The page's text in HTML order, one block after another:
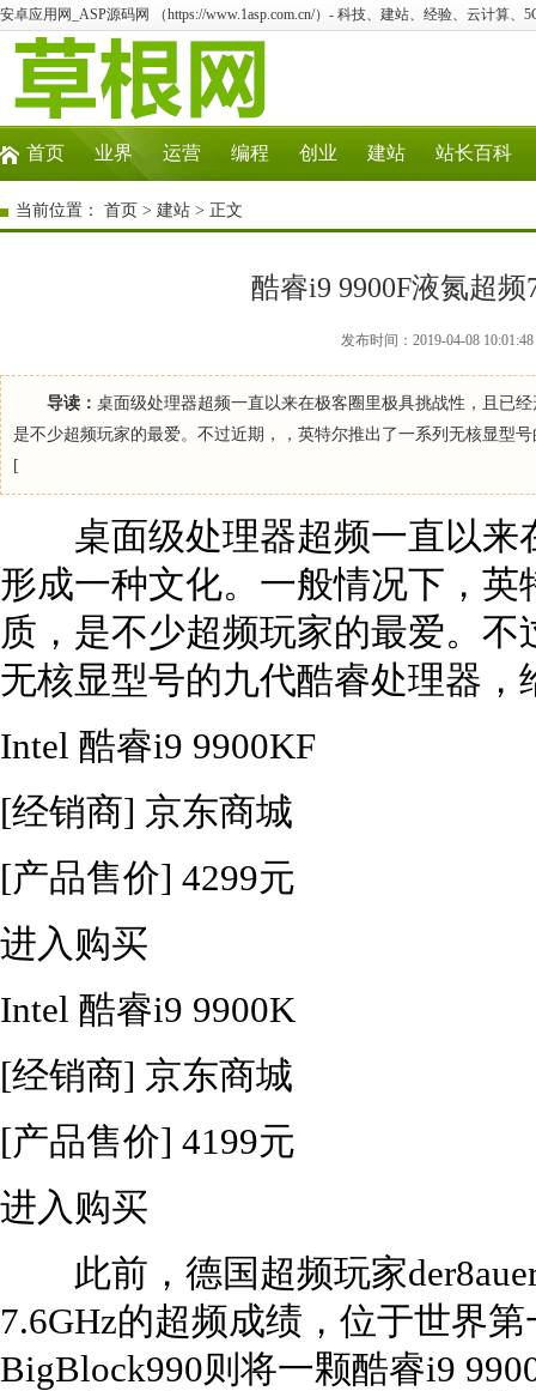
安卓应用网_ASP源码网 （https://www.1asp.com.cn/）- 科技、建站、经验、云计算、
首页 业界 运营 编程 创业 建站 站长百科
当前位置： 首页 > 建站 > 正文
酷睿i9 9900F液氮超频
发布时间：2019-04-08
导读： 桌面级处理器超频一直以来在极客圈里极具挑战性，且已
是不少超频玩家的最爱。不过近期，，英特尔推出了一系列无核显型
[
桌面级处理器超频一直以来
形成一种文化。一般情况下，
质，是不少超频玩家的最爱。
无核显型号的九代酷睿处理器
Intel 酷睿i9 9900KF
[经销商] 京东商城
[产品售价] 4299元
进入购买
Intel 酷睿i9 9900K
[经销商] 京东商城
[产品售价] 4199元
进入购买
此前，德国超频玩家
7.6GHz的超频成绩，位于世界
BigBlock990则将一颗酷睿i9